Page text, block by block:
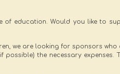
of education. Would you like to
we are looking for sponsors
the necessary expenses.